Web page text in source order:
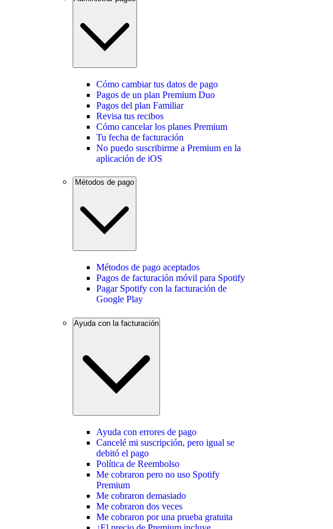
Cómo cambiar tus datos de pago
Pagos de un plan Premium Duo
Pagos del plan Familiar
Revisa tus recibos
Cómo cancelar los planes Premium
Tu fecha de facturación
No puedo suscribirme a Premium en la
aplicación de iOS
Métodos de pago aceptados
Pagos de facturación móvil para Spotify
Pagar Spotify con la facturación de
Google Play
Ayuda con la facturación
Ayuda con errores de pago
Cancelé mi suscripción, pero igual se
debitó el pago
Política de Reembolso
Me cobraron pero no uso Spotify
Premium
Me cobraron demasiado
Me cobraron dos veces
Me cobraron por una prueba gratuita